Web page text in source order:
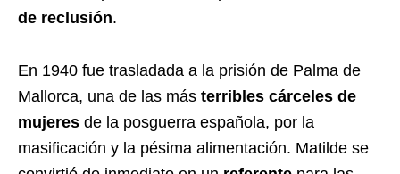
de reclusión.
En 1940 fue trasladada a la prisión de Palma de
Mallorca, una de las más terribles cárceles de
mujeres de la posguerra española, por la
masificación y la pésima alimentación. Matilde se